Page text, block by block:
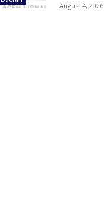
August 4, 2026